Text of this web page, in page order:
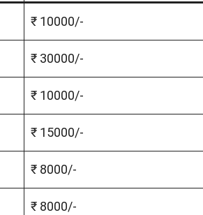
₹ 10000/-
₹ 30000/-
₹ 10000/-
₹ 15000/-
₹ 8000/-
₹ 8000/-